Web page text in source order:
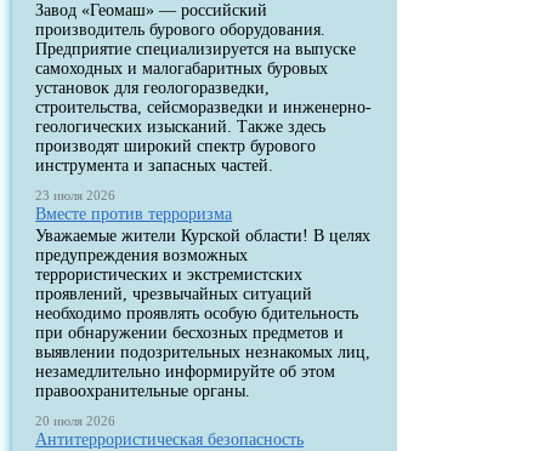
Завод «Геомаш» — российский
производитель бурового оборудования.
Предприятие специализируется на выпуске
самоходных и малогабаритных буровых
установок для геологоразведки,
строительства, сейсморазведки и инженерно-
геологических изысканий. Также здесь
производят широкий спектр бурового
инструмента и запасных частей.
23 июля 2026
Вместе против терроризма
Уважаемые жители Курской области! В целях
предупреждения возможных
террористических и экстремистских
проявлений, чрезвычайных ситуаций
необходимо проявлять особую бдительность
при обнаружении бесхозных предметов и
выявлении подозрительных незнакомых лиц,
незамедлительно информируйте об этом
правоохранительные органы.
20 июля 2026
Антитеррористическая безопасность